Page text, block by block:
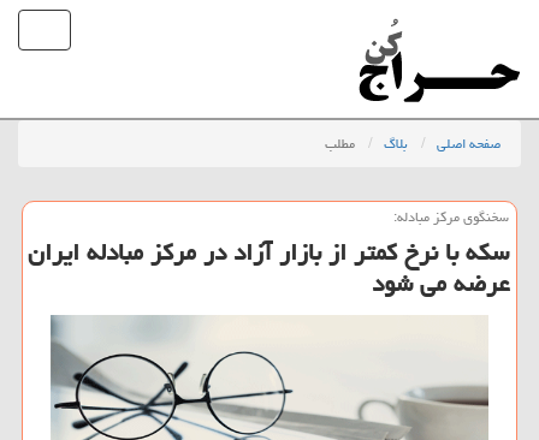
صفحه اصلی بلاگ مطلب
سخنگوی مركز مبادله:
سکه با نرخ کمتر از بازار آزاد در مرکز مبادله ایران
عرضه می شود